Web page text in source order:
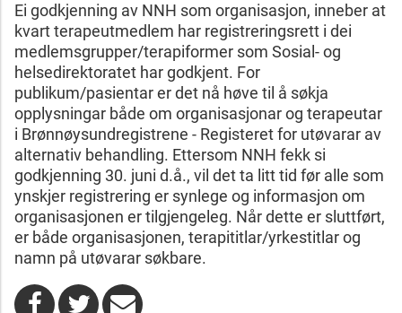
Ei godkjenning av NNH som organisasjon, inneber at
kvart terapeutmedlem har registreringsrett i dei
medlemsgrupper/terapiformer som Sosial- og
helsedirektoratet har godkjent. For
publikum/pasientar er det nå høve til å søkja
opplysningar både om organisasjonar og terapeutar
i Brønnøysundregistrene - Registeret for utøvarar av
alternativ behandling. Ettersom NNH fekk si
godkjenning 30. juni d.å., vil det ta litt tid før alle som
ynskjer registrering er synlege og informasjon om
organisasjonen er tilgjengeleg. Når dette er sluttført,
er både organisasjonen, terapititlar/yrkestitlar og
namn på utøvarar søkbare.